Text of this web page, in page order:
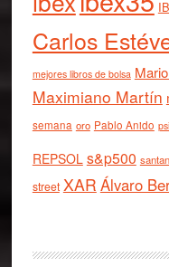
Carlos
mejores libros de bolsa
Maximiano Martín
semana oro Pablo Anido
REPSOL s&p500
street XAR Álvaro